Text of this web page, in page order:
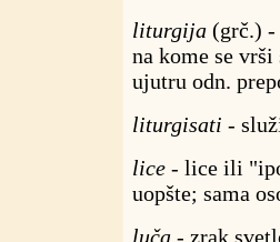
liturgija (grč.) -
na kome se
ujutru odn.
liturgisati -
lice - lice ili
uopšte; sama
luča - zrak